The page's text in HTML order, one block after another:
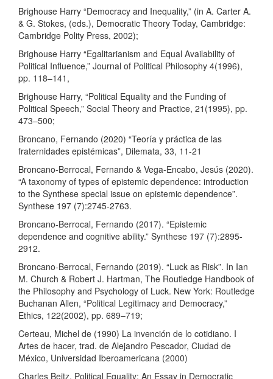
Brighouse Harry “Democracy and Inequality,” (in A. Carter A.
& G. Stokes, (eds.), Democratic Theory Today, Cambridge:
Cambridge Polity Press, 2002);
Brighouse Harry “Egalitarianism and Equal Availability of
Political Influence,” Journal of Political Philosophy 4(1996),
pp. 118–141,
Brighouse Harry, “Political Equality and the Funding of
Political Speech,” Social Theory and Practice, 21(1995), pp.
473–500;
Broncano, Fernando (2020) “Teoría y práctica de las
fraternidades epistémicas”, Dilemata, 33, 11-21
Broncano-Berrocal, Fernando & Vega-Encabo, Jesús (2020).
“A taxonomy of types of epistemic dependence: introduction
to the Synthese special issue on epistemic dependence”.
Synthese 197 (7):2745-2763.
Broncano-Berrocal, Fernando (2017). “Epistemic
dependence and cognitive ability.” Synthese 197 (7):2895-
2912.
Broncano-Berrocal, Fernando (2019). “Luck as Risk”. In Ian
M. Church & Robert J. Hartman, The Routledge Handbook of
the Philosophy and Psychology of Luck. New York: Routledge
Buchanan Allen, “Political Legitimacy and Democracy,”
Ethics, 122(2002), pp. 689–719;
Certeau, Michel de (1990) La invención de lo cotidiano. I
Artes de hacer, trad. de Alejandro Pescador, Ciudad de
México, Universidad Iberoamericana (2000)
Charles Beitz, Political Equality: An Essay in Democratic